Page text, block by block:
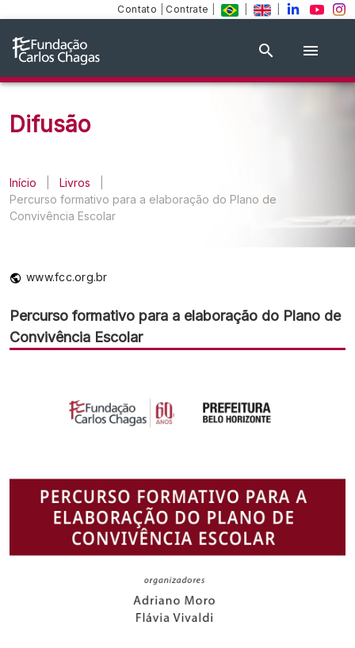
Contato Contrate
Difusão
Início Livros
Percurso formativo para a elaboração do Plano de
Convivência Escolar
www.fcc.org.br
Percurso formativo para a elaboração do Plano de
Convivência Escolar